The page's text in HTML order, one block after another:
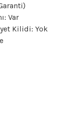
Var
Kilidi: Yok